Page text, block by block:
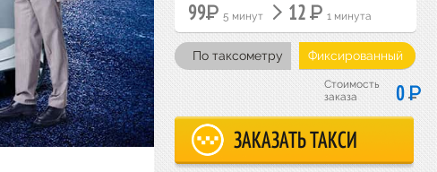
99Р 5 минут 12 Р 1 минута
По таксометру Фиксированный
Стоимость
заказа
0Р